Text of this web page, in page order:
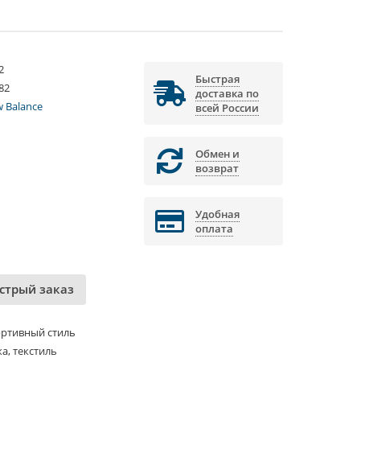
Balance
заказ
стиль
текстиль
Быстрая
доставка по
всей России
Обмен и
возврат
Удобная
оплата